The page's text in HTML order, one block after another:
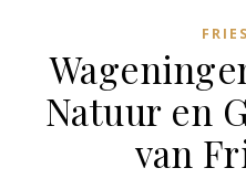
Natuur en
van